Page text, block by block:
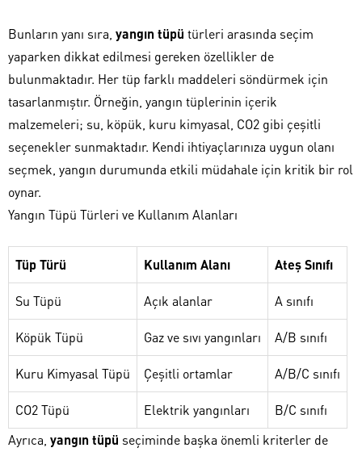
Bunların yanı sıra, yangın tüpü türleri arasında seçim
yaparken dikkat edilmesi gereken özellikler de
bulunmaktadır. Her tüp farklı maddeleri söndürmek için
tasarlanmıştır. Örneğin, yangın tüplerinin içerik
malzemeleri; su, köpük, kuru kimyasal, CO2 gibi çeşitli
seçenekler sunmaktadır. Kendi ihtiyaçlarınıza uygun olanı
seçmek, yangın durumunda etkili müdahale için kritik bir rol
oynar.
Yangın Tüpü Türleri ve Kullanım Alanları
Tüp Türü Kullanım Alanı Ateş Sınıfı
Su Tüpü Açık alanlar A sınıfı
Köpük Tüpü Gaz ve sıvı yangınları A/B sınıfı
Kuru Kimyasal Tüpü Çeşitli ortamlar A/B/C sınıfı
CO2 Tüpü Elektrik yangınları
B/C sınıfı
Ayrıca, yangın tüpü seçiminde başka önemli kriterler de